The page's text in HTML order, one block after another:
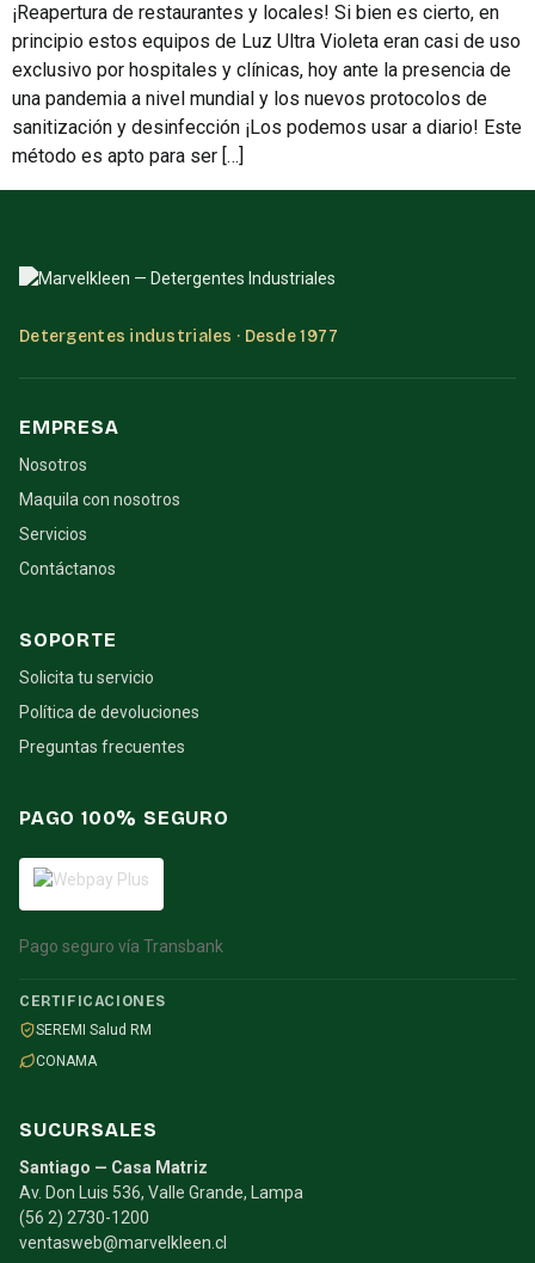
¡Reapertura de restaurantes y locales! Si bien es cierto, en
principio estos equipos de Luz Ultra Violeta eran casi de uso
exclusivo por hospitales y clínicas, hoy ante la presencia de
una pandemia a nivel mundial y los nuevos protocolos de
sanitización y desinfección ¡Los podemos usar a diario! Este
método es apto para ser […]
Detergentes industriales · Desde 1977
EMPRESA
Nosotros
Maquila con nosotros
Servicios
Contáctanos
SOPORTE
Solicita tu servicio
Política de devoluciones
Preguntas frecuentes
PAGO 100% SEGURO
Pago seguro vía Transbank
CERTIFICACIONES
SEREMI Salud RM
CONAMA
SUCURSALES
Santiago — Casa Matriz
Av. Don Luis 536, Valle Grande, Lampa
(56 2) 2730-1200
ventasweb@marvelkleen.cl